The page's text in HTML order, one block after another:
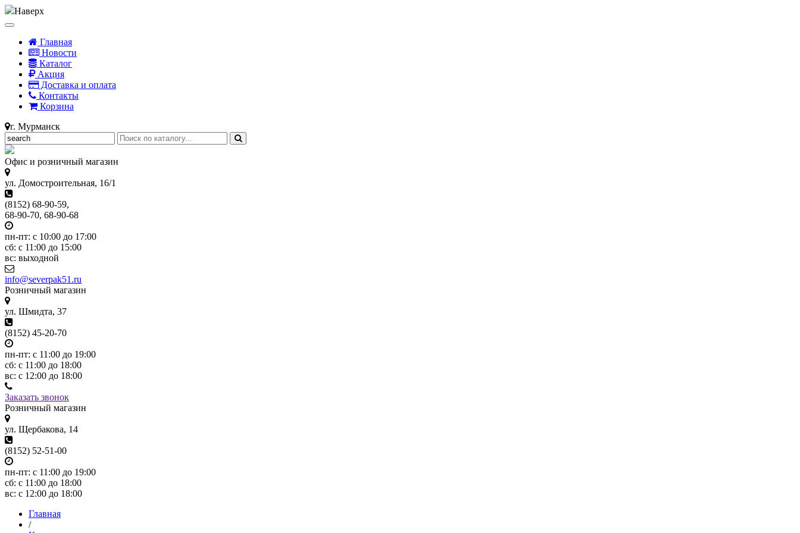
Наверх
Главная
Новости
Каталог
Акция
Доставка и оплата
Контакты
Корзина
г. Мурманск
Офис и розничный магазин
ул. Домостроительная, 16/1
(8152) 68-90-59,
68-90-70, 68-90-68
пн-пт: с 10:00 до 17:00
сб: с 11:00 до 15:00
вс: выходной
info@severpak51.ru
Розничный магазин
ул. Шмидта, 37
(8152) 45-20-70
пн-пт: с 11:00 до 19:00
сб: с 11:00 до 18:00
вс: с 12:00 до 18:00
Заказать звонок
Розничный магазин
ул. Щербакова, 14
(8152) 52-51-00
пн-пт: с 11:00 до 19:00
сб: с 11:00 до 18:00
вс: с 12:00 до 18:00
Главная
/